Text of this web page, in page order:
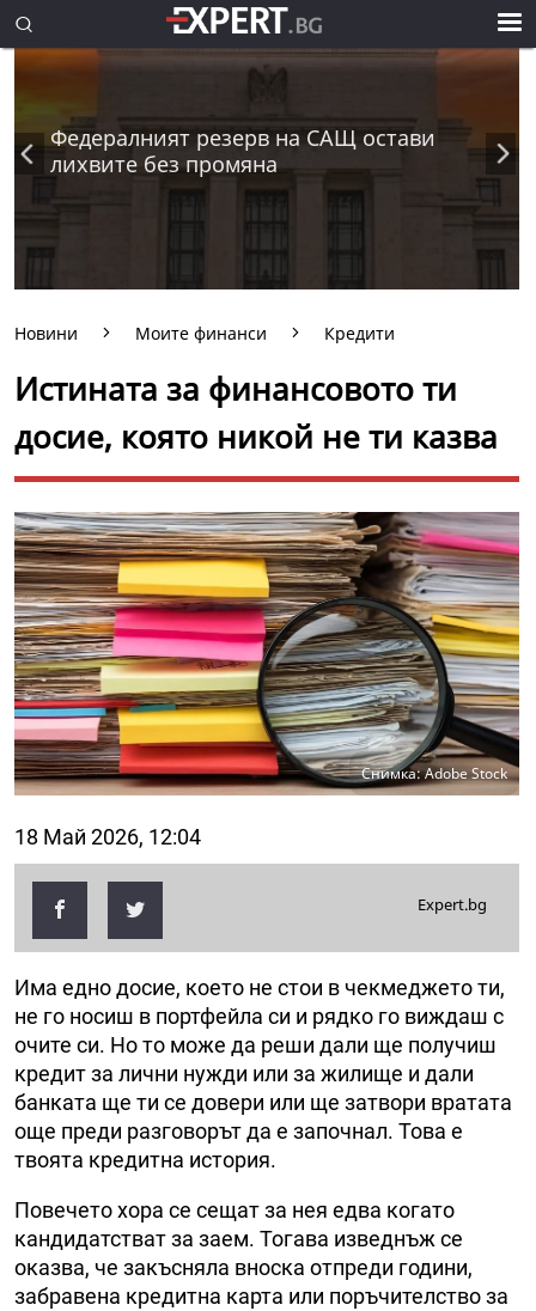
Федералният резерв на САЩ остави
лихвите без промяна
Новини Моите финанси Кредити
Истината за финансовото ти
досие, която никой не ти казва
Снимка: Adobe Stock
18 Май 2026, 12:04
Expert.bg
Има едно досие, което не стои в чекмеджето ти,
не го носиш в портфейла си и рядко го виждаш с
очите си. Но то може да реши дали ще получиш
кредит за лични нужди или за жилище и дали
банката ще ти се довери или ще затвори вратата
още преди разговорът да е започнал. Това е
твоята кредитна история.
Повечето хора се сещат за нея едва когато
кандидатстват за заем. Тогава изведнъж се
оказва, че закъсняла вноска отпреди години,
забравена кредитна карта или поръчителство за